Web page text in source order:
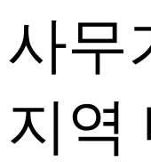
사무
지역